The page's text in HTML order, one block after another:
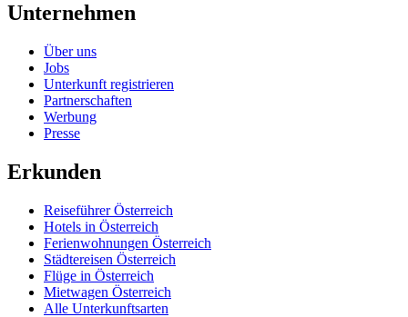
Unternehmen
Über uns
Jobs
Unterkunft registrieren
Partnerschaften
Werbung
Presse
Erkunden
Reiseführer Österreich
Hotels in Österreich
Ferienwohnungen Österreich
Städtereisen Österreich
Flüge in Österreich
Mietwagen Österreich
Alle Unterkunftsarten